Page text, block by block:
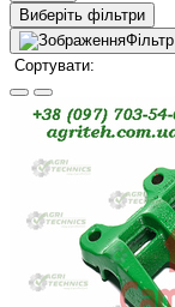
Виберіть фільтри
Фільтр